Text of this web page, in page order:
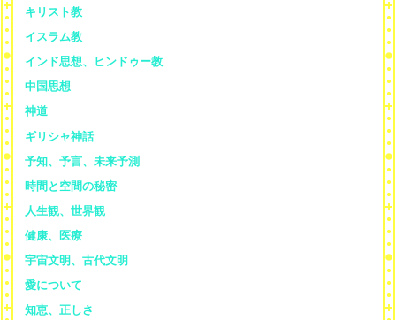
キリスト教
イスラム教
インド思想、ヒンドゥー教
中国思想
神道
ギリシャ神話
予知、予言、未来予測
時間と空間の秘密
人生観、世界観
健康、医療
宇宙文明、古代文明
愛について
知恵、正しさ